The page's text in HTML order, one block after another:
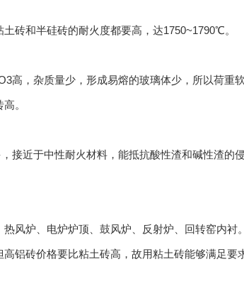
砖和半硅砖的耐火度都要高，达1750~1790℃。
高，杂质量少，形成易熔的玻璃体少，所以荷
。
接近于中性耐火材料，能抵抗酸性渣和碱性渣
热风炉、电炉炉顶、鼓风炉、反射炉、回转窑内
铝砖价格要比粘土砖高，故用粘土砖能够满足要